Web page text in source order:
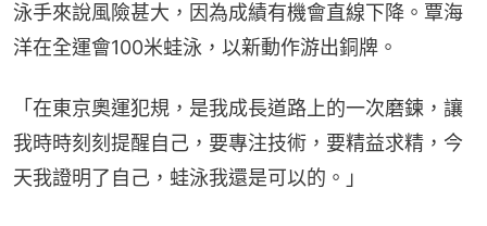
泳手來說風險甚大，因為成績有機會直線下降。覃海
洋在全運會100米蛙泳，以新動作游出銅牌。
「在東京奧運犯規，是我成長道路上的一次磨鍊，讓
我時時刻刻提醒自己，要專注技術，要精益求精，今
天我證明了自己，蛙泳我還是可以的。」